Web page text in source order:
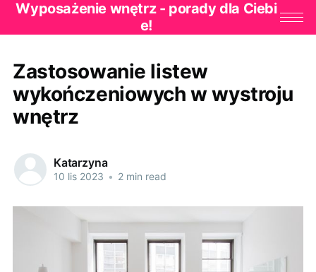
Wyposażenie wnętrz - porady dla Ciebi
e!
Zastosowanie listew
wykończeniowych w wystroju
wnętrz
Katarzyna
10 lis 2023 • 2 min read